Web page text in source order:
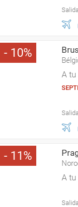
10
A
11
A